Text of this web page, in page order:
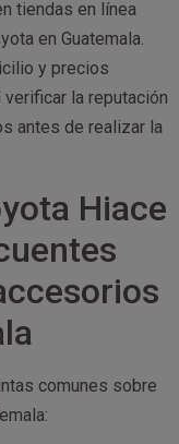
tiendas en línea
en Guatemala.
y precios
la reputación
antes de realizar la
Hiace
comunes sobre